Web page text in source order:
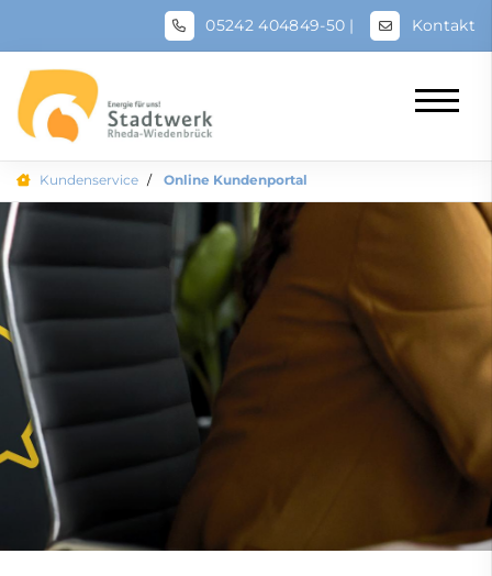
05242 404849-50 | Kontakt
Kundenservice Online Kundenportal